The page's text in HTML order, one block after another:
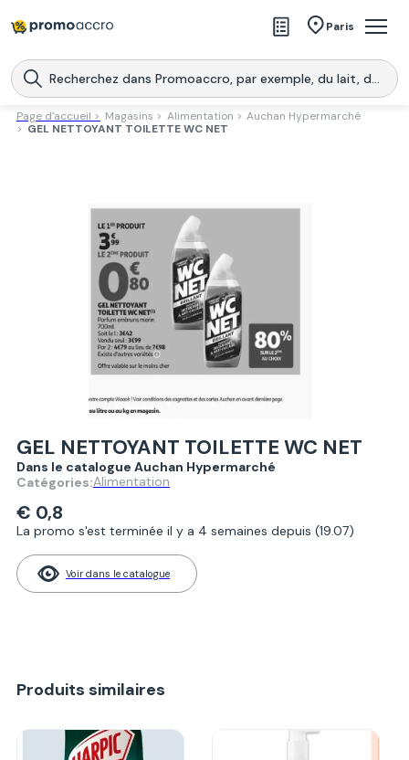
Paris
Magasins
Produits
Page d'accueil > Magasins > Alimentation > Auchan Hypermarché
> GEL NETTOYANT TOILETTE WC NET
GEL NETTOYANT TOILETTE WC NET
Dans le catalogue Auchan Hypermarché
Catégories:Alimentation
€ 0,8
La promo s'est terminée il y a 4 semaines depuis (19.07)
Voir dans le catalogue
Produits similaires